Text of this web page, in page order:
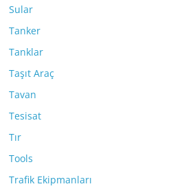
Sular
Tanker
Tanklar
Taşıt Araç
Tavan
Tesisat
Tır
Tools
Trafik Ekipmanları